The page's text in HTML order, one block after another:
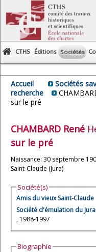
CTHS Éditions Sociétés
Accueil Sociétés
recherche
sur le pré
CHAMBARD René
sur le pré
Naissance: 30 septembre
Saint-Claude (Jura)
Société(s)
Amis du vieux Saint-Claude
Société d'émulation du Jura
, 1988-1997
Biographie